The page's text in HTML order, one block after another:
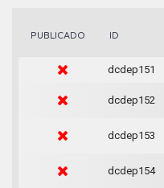
PUBLICADO ID
dcdep151
dcdep152
dcdep153
dcdep154